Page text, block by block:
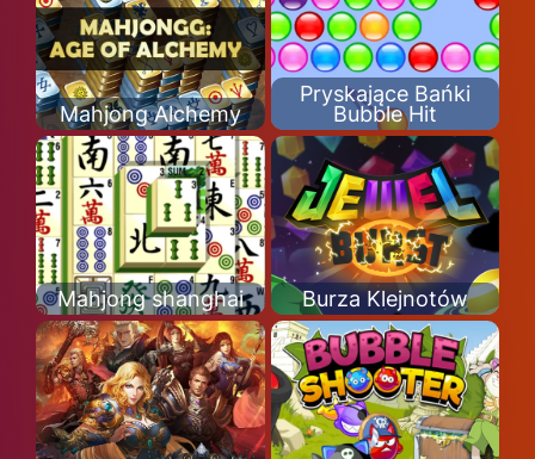
Mahjong Alchemy
Pryskające Bańki
Bubble Hit
Mahjong shanghai Burza Klejnotów